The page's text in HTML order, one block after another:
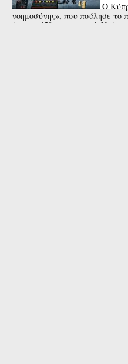
Ο
νοημοσύνης», που πούλησε το
έναντι 450 εκατ. ευρώ.